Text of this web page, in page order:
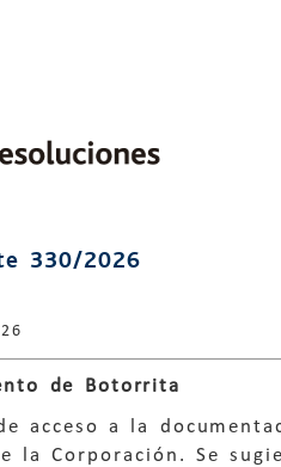
330/2026
de Botorrita
acceso a la
la Corporación. Se